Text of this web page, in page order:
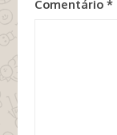
Comentário *